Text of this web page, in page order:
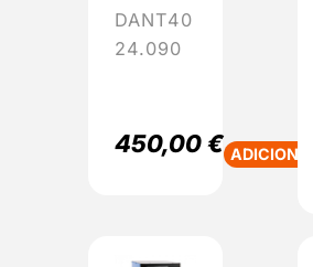
a
d
DANT40
24.090
450,00€ ADICIONAR